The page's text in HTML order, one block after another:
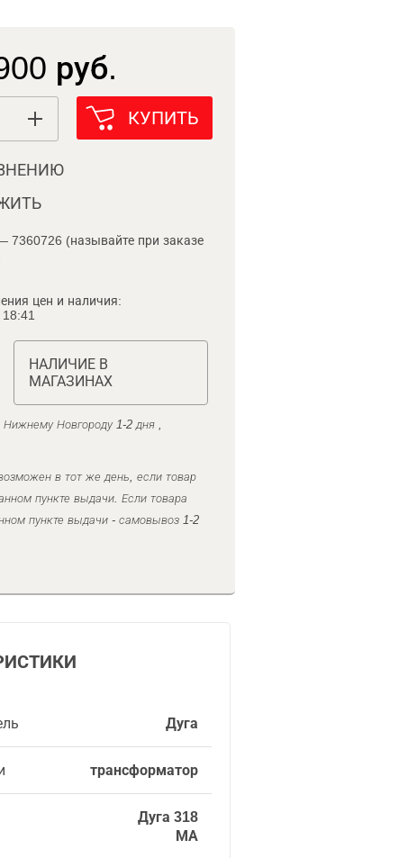
руб.
КУПИТЬ
7360726 (называйте при заказе
цен и наличия:
НАЛИЧИЕ В
МАГАЗИНАХ
Нижнему Новгороду 1-2 дня ,
в тот же день, если товар
пункте выдачи. Если товара
пункте выдачи - самовывоз 1-2
Дуга
трансформатор
Дуга 318
МА